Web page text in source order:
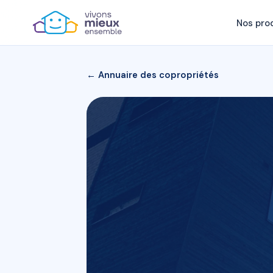
Nos
← Annuaire des copropriétés